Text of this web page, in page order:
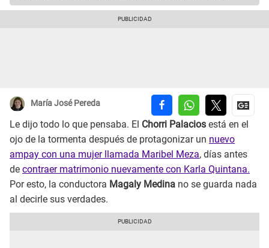
María José Pereda
Le dijo todo lo que pensaba. El Chorri Palacios está en el
ojo de la tormenta después de protagonizar un nuevo
ampay con una mujer llamada Maribel Meza, días antes
de contraer matrimonio nuevamente con Karla Quintana.
Por esto, la conductora Magaly Medina no se guarda nada
al decirle sus verdades.